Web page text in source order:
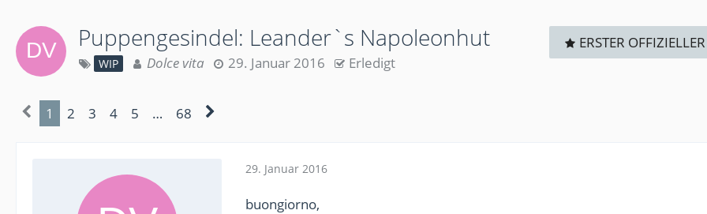
Puppengesindel: Leander`s Napoleonhut
WIP Dolce vita 29. Januar 2016 Erledigt
ERSTER
1 2 3 4 5 … 68
29. Januar 2016
buongiorno,